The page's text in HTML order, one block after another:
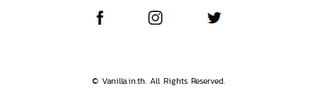
© Vanilla.in.th. All Rights Reserved.